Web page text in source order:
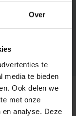
Over
te
media te bieden
Ook delen we
met onze
analyse. Deze